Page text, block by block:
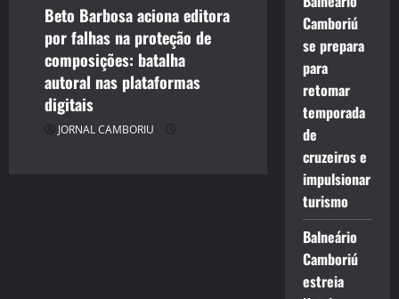
Beto Barbosa aciona editora
por falhas na proteção de
composições: batalha
autoral nas plataformas
digitais
JORNAL CAMBORIU
Camboriú
se prepara
para
retomar
temporada
de
cruzeiros e
impulsionar
turismo
Balneário
Camboriú
estreia